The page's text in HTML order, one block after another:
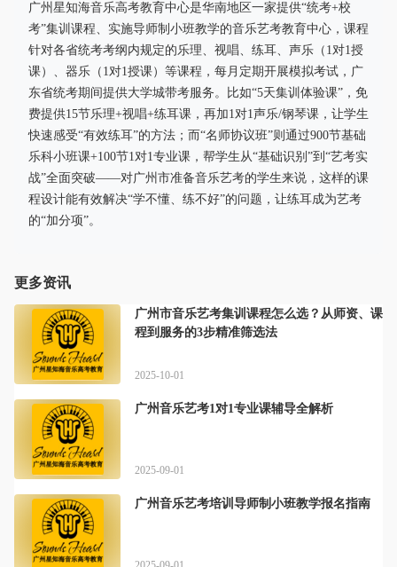
广州星知海音乐高考教育中心是华南地区一家提供“统考+校
考”集训课程、实施导师制小班教学的音乐艺考教育中心，课程
针对各省统考考纲内规定的乐理、视唱、练耳、声乐（1对1授
课）、器乐（1对1授课）等课程，每月定期开展模拟考试，广
东省统考期间提供大学城带考服务。比如“5天集训体验课”，免
费提供15节乐理+视唱+练耳课，再加1对1声乐/钢琴课，让学生
快速感受“有效练耳”的方法；而“名师协议班”则通过900节基础
乐科小班课+100节1对1专业课，帮学生从“基础识别”到“艺考实
战”全面突破——对广州市准备音乐艺考的学生来说，这样的课
程设计能有效解决“学不懂、练不好”的问题，让练耳成为艺考
的“加分项”。
更多资讯
广州市音乐艺考集训课程怎么选？从师资、课
程到服务的3步精准筛选法
2025-10-01
广州音乐艺考1对1专业课辅导全解析
2025-09-01
广州音乐艺考培训导师制小班教学报名指南